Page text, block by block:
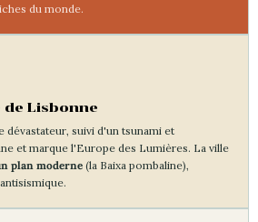
du monde.
de Lisbonne
suivi d'un tsunami et
et marque l'Europe des Lumières. La ville
plan moderne(la Baixa pombaline),